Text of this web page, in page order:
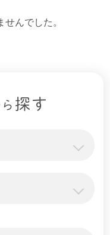
んでした。
探す